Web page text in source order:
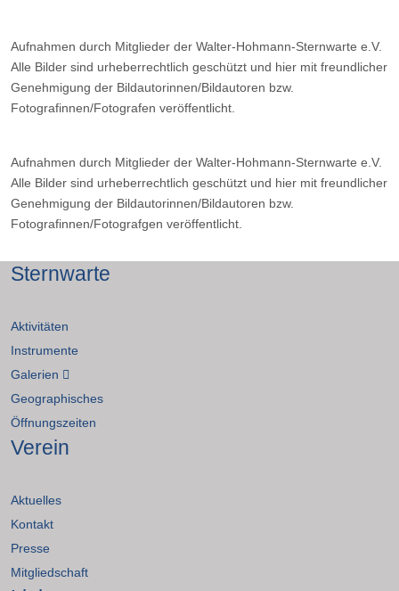
Aufnahmen durch Mitglieder der Walter-Hohmann-Sternwarte e.V.
Alle Bilder sind urheberrechtlich geschützt und hier mit freundlicher
Genehmigung der Bildautorinnen/Bildautoren bzw.
Fotografinnen/Fotografen veröffentlicht.
Aufnahmen durch Mitglieder der Walter-Hohmann-Sternwarte e.V.
Alle Bilder sind urheberrechtlich geschützt und hier mit freundlicher
Genehmigung der Bildautorinnen/Bildautoren bzw.
Fotografinnen/Fotografgen veröffentlicht.
Sternwarte
Aktivitäten
Instrumente
Galerien
Geographisches
Öffnungszeiten
Verein
Aktuelles
Kontakt
Presse
Mitgliedschaft